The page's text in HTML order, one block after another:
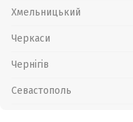
Хмельницький
Черкаси
Чернігів
Севастополь